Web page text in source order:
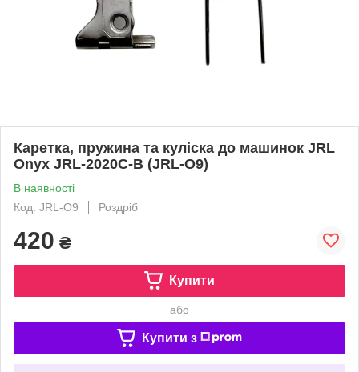
Каретка, пружина та куліска до машинок JRL
Onyx JRL-2020C-B (JRL-O9)
В наявності
Код: JRL-O9
Роздріб
420 ₴
Купити
або
Купити з